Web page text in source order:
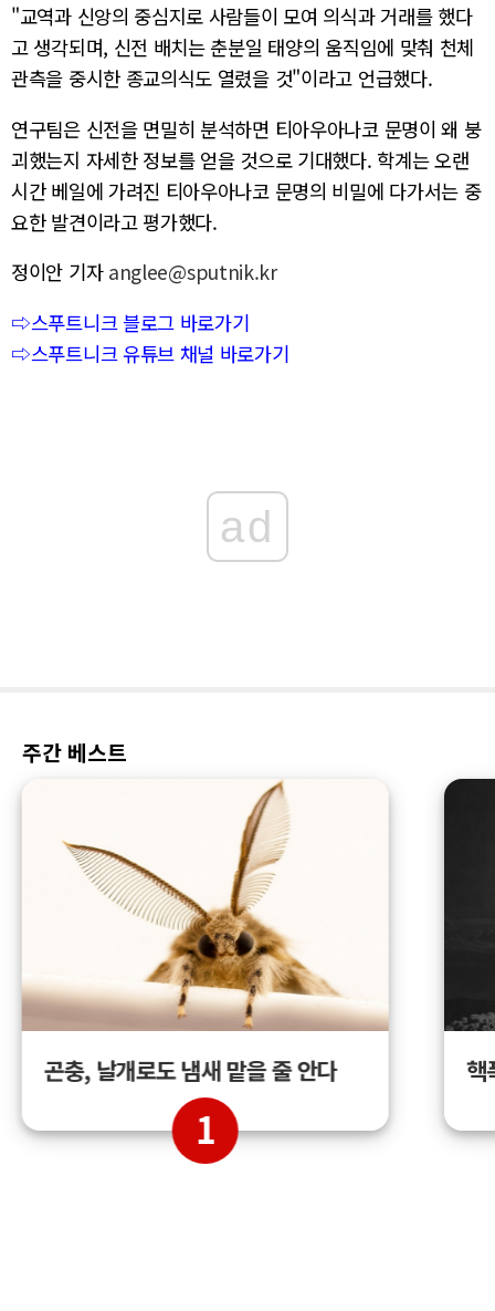
"교역과 신앙의 중심지로 사람들이 모여 의식과 거래를 했다
고 생각되며, 신전 배치는 춘분일 태양의 움직임에 맞춰 천체
관측을 중시한 종교의식도 열렸을 것"이라고 언급했다.
연구팀은 신전을 면밀히 분석하면 티아우아나코 문명이 왜 붕
괴했는지 자세한 정보를 얻을 것으로 기대했다. 학계는 오랜
시간 베일에 가려진 티아우아나코 문명의 비밀에 다가서는 중
요한 발견이라고 평가했다.
정이안 기자 anglee@sputnik.kr
⇨스푸트니크 블로그 바로가기
⇨스푸트니크 유튜브 채널 바로가기
ad
주간 베스트
곤충, 날개로도 냄새 맡을 줄 안다
1
핵